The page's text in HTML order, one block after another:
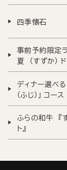
四季懐石
事前予約限定
夏 （すずか）
ディナー選べ
（ふじ）」 コース
ふらの和牛 『
ト』